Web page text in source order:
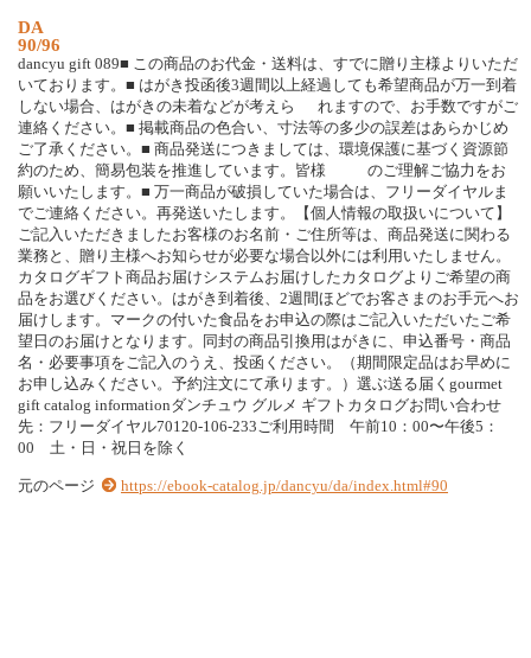
DA
90/96
dancyu gift 089■ こ の商品のお代金 ・ 送料は、 すでに贈り 主様よ り いただ
いてお り ま す。 ■ はがき 投函後3週間 以上経過 して も希望商品が万一到 着
し ない場合、 はがき の未着な どが考え ら れま すので、 お手数ですがご
連絡 く ださ い。 ■ 掲載商品の色合い、 寸法等の多少の誤差はあ らか じめ
ご了承 く ださ い。 ■ 商品発送につ き ま しては、 環境保護に基づく 資源節
約のため、 簡易包装を推進 していま す。 皆様 のご理解ご協力 をお
願いいた し ま す。 ■ 万一商品が破損 していた場合は、 フ リ ーダイ ヤルま
でご連絡 く ださ い。 再発送いた し ま す。 【個 人情報の取扱いについて 】
ご記入 いただき ま し たお客様のお名前 ・ ご住所等は、 商品発送に関わる
業務と 、 贈り 主様へお知 らせが必要な場合以外には利 用 いた し ま せん。
カ タ ロ グギフ ト 商品お届けシステムお届け し たカ タ ロ グよ り ご希望の商
品をお選び く ださ い。 はがき 到 着後、 2週間ほ どでお客さ ま のお手元へお
届け し ま す。 マークの付いた食品をお申込の際はご記入 いただいたご希
望 日 のお届け と な り ま す。 同 封の商品引 換用 はがき に、 申込番号 ・ 商品
名 ・ 必要事項をご記入のう え 、 投函 く ださ い。 （期 間 限定品はお早めに
お申 し込み く ださ い。 予約注文にて承り ま す。 ） 選ぶ送る届 く gourmet
gift catalog informationダンチ ュ ウ グルメ ギフ ト カ タ ロ グお問い合わせ
先 ： フ リ ーダイ ヤル70120-106-233ご利 用 時間 午前10 ： 00〜午後5 ：
00 土 ・ 日 ・ 祝 日 を 除 く
元のページ https://ebook-catalog.jp/dancyu/da/index.html#90